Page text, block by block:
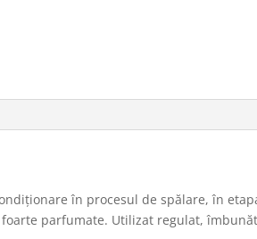
în procesul de spălare, în
parfumate. Utilizat regulat,